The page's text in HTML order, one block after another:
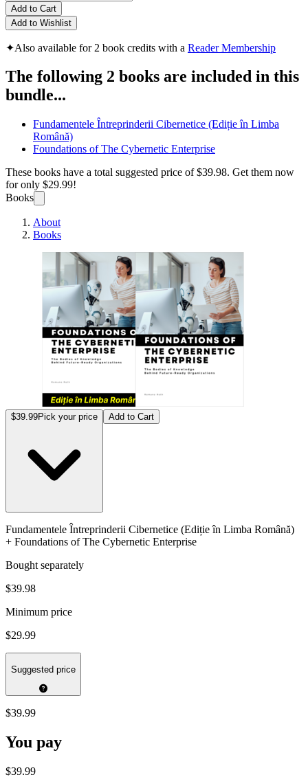
Add to Cart
Add to Wishlist
✦Also available for 2 book credits with a Reader Membership
The following 2 books are included in this
bundle...
Fundamentele Întreprinderii Cibernetice (Ediție în Limba
Română)
Foundations of The Cybernetic Enterprise
These books have a total suggested price of$39.98. Get them now
for only $29.99!
Books
About
Books
$39.99Pick your price Add to Cart
Fundamentele Întreprinderii Cibernetice (Ediție în Limba Română)
+ Foundations of The Cybernetic Enterprise
Bought separately
$39.98
Minimum price
$29.99
Suggested price
$39.99
You pay
$39.99